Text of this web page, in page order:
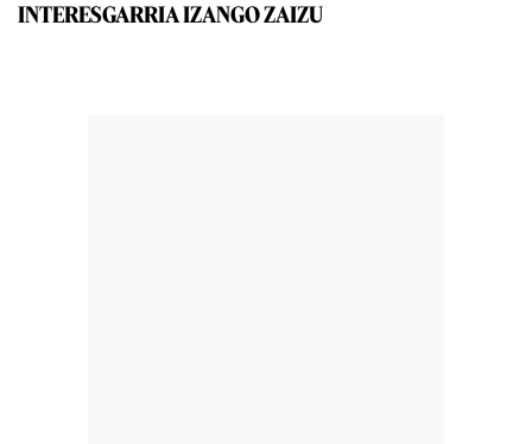
INTERESGARRIA IZANGO ZAIZU